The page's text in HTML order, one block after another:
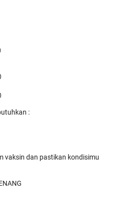
:
vaksin dan pastikan kondisimu